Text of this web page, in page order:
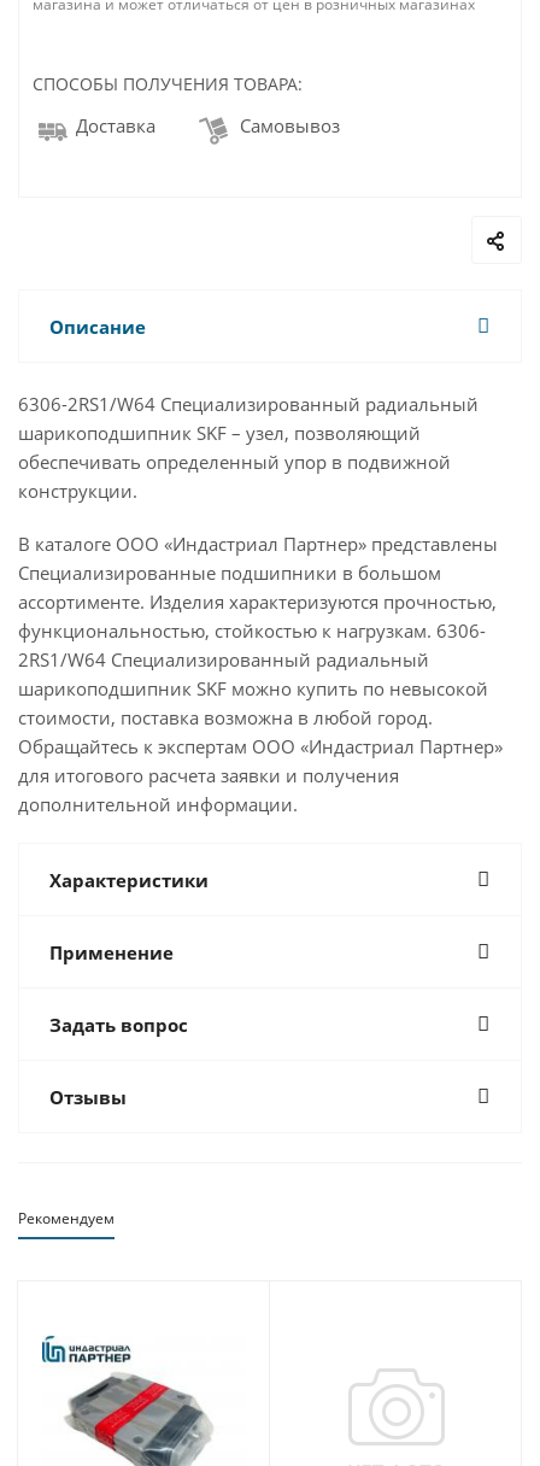
магазина и может отличаться от цен в розничных магазинах
СПОСОБЫ ПОЛУЧЕНИЯ ТОВАРА:
Доставка Самовывоз
Описание
6306-2RS1/W64 Специализированный радиальный
шарикоподшипник SKF – узел, позволяющий
обеспечивать определенный упор в подвижной
конструкции.
В каталоге ООО «Индастриал Партнер» представлены
Специализированные подшипники в большом
ассортименте. Изделия характеризуются прочностью,
функциональностью, стойкостью к нагрузкам. 6306-
2RS1/W64 Специализированный радиальный
шарикоподшипник SKF можно купить по невысокой
стоимости, поставка возможна в любой город.
Обращайтесь к экспертам ООО «Индастриал Партнер»
для итогового расчета заявки и получения
дополнительной информации.
Характеристики
Применение
Задать вопрос
Отзывы
Рекомендуем